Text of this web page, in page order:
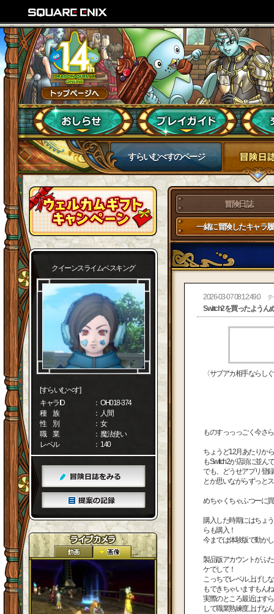
すらいむべすのページ
クイーンスライムベスキング
[すらいむべす]
キャラID
： OH018-374
種 族
： 人間
性 別
： 女
職 業
： 魔法使い
レベル
： 140
冒険日誌
一緒に冒険したキャラ
2026-03-07 08:12:49.0 テ
Switch2を買ったようん
〈サブアカ相手ならし
ものすっっっごく今さ
ちょうど12月あたりか
もSwitch2が店頭に並ん
でも、どうせアプリ登
とか思いながらずっと
めちゃくちゃふつーに
購入した時期にはちょ
らも購入！
今までは体験版で動か
製品版アカウントがふ
ケでして！
こっちでレベル上げし
もできちゃいますもん
実際のところ最近はす
して職業熟練度上げな